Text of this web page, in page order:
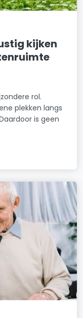
kijken
rol.
plekken langs
is geen